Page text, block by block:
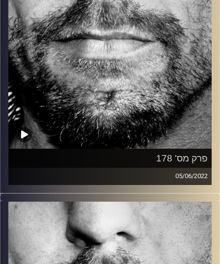
פרק מס' 178
05/06/2022
זיפים, מוזיקה מחוספסת של הופעות חיות. הרבה ג'אם, רוק,
בלוז, bluegrass, ג'אז, Fאנק, פרוגרסיב ואפילו אלקטרוניקה.
כל מה שחי, אמיתי ונושם.
עם שמוליק רגב.
קרדיט תמונות: David Goehring